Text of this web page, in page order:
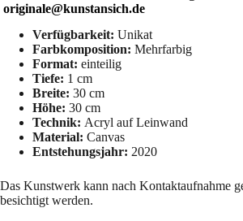
originale@kunstansich.de
Verfügbarkeit: Unikat
Farbkomposition: Mehrfarbig
Format: einteilig
Tiefe: 1 cm
Breite: 30 cm
Höhe: 30 cm
Technik: Acryl auf Leinwand
Material: Canvas
Entstehungsjahr: 2020
Das Kunstwerk kann nach Kontaktaufnahme
besichtigt werden.